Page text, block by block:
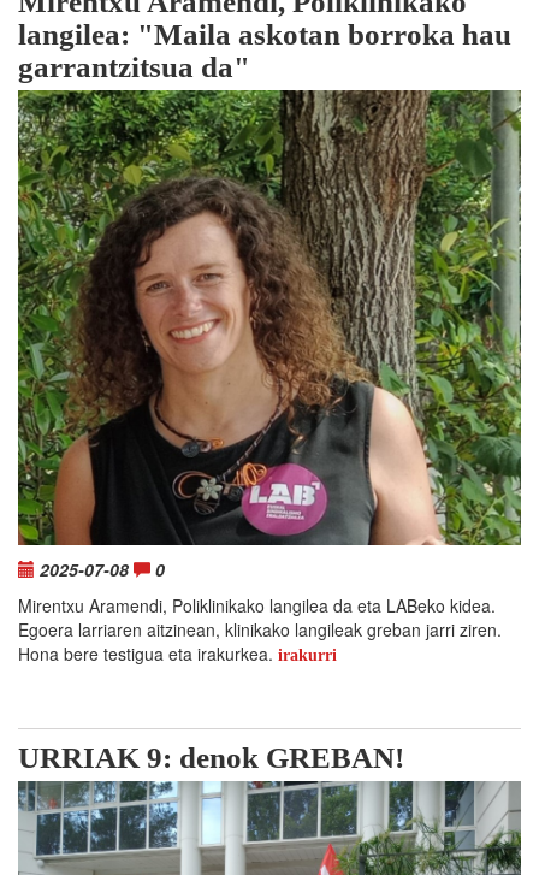
langilea: "Maila askotan borroka hau
garrantzitsua da"
2025-07-08
0
Mirentxu Aramendi, Poliklinikako langilea da eta LABeko kidea.
Egoera larriaren aitzinean, klinikako langileak greban jarri ziren.
Hona bere testigua eta irakurkea. irakurri
URRIAK 9: denok GREBAN!